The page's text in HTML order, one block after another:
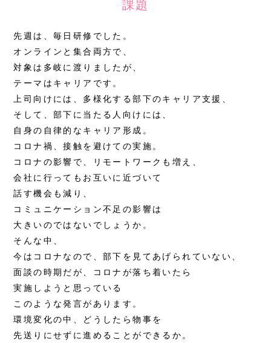
課題
先週は、毎日研修でした。
オンラインと集合両方で、
対象は多岐に渡りましたが、
テーマはキャリアです。
上司向けには、多様化する部下のキャリア支援、
そして、部下に当たる人向けには、
自身の自律的なキャリア形成。
コロナ禍、接触を避けての実施。
コロナの影響で、リモートワークも増え、
会社に行ってもお互いに近づいて
話す機会も減り、
コミュニケーション不足の影響は
大きいのではないでしょうか。
そんな中、
今はコロナなので、部下を見てあげられていない、
面談の時期だが、コロナが落ち着いたら
実施しようと思っている
このような発言があります。
環境変化の中、どうしたら物事を
先送りにせずに進めることができるか。